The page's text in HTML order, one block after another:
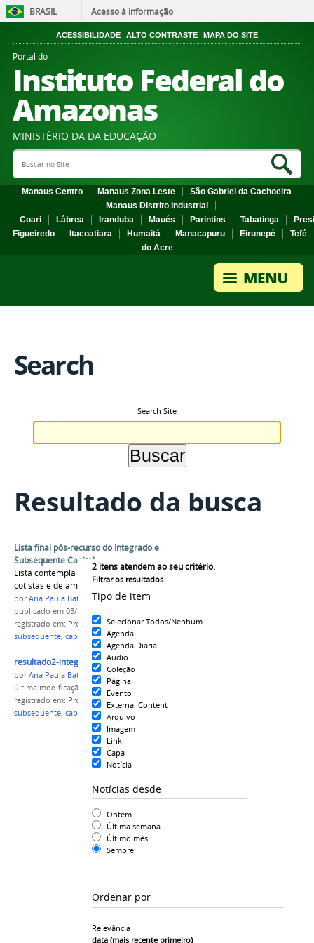
BRASIL Acesso à informação
ACESSIBILIDADE ALTO CONTRASTE MAPA DO SITE
Portal do
Instituto Federal do
Amazonas
MINISTÉRIO DA DA EDUCAÇÃO
Search Site
Manaus Centro Manaus Zona Leste
São Gabriel da Cachoeira
Manaus Distrito Industrial
Coari
Lábrea Iranduba Maués Parintins Tabatinga
Figueiredo
Itacoatiara Humaitá Manacapuru Eirunepé
Tefé
do Acre
Search
Search Site
Resultado da busca
2 itens atendem ao seu critério.
Filtrar os resultados
Tipo de item
Selecionar Todos/Nenhum
Agenda
Agenda Diaria
Audio
Coleção
Página
Evento
External Content
Arquivo
Imagem
Link
Capa
Notícia
Notícias desde
Ontem
Última semana
Último mês
Sempre
Ordenar por
Relevância
data (mais recente primeiro)
Lista final pós-recurso do Integrado e
Subsequente Capital
Lista contempla os recursos impetrados de
cotistas e de ampla concorrência.
porAna Paula Batista
publicado em 03/12/2016
registrado em: Processo Seletivo 2017/1,integrado,
subsequente, capital ,Lista Pós Recurso
resultado2-integrado-subsequente-CAPITAL.png
porAna Paula Batista
última modificação
em 03/12/2016 11h17
registrado em: Processo Seletivo 2017/1
subsequente, capital ,Lista Pós Recurso